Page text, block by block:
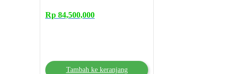
Rp 84,500,000
Tambah ke keranjang